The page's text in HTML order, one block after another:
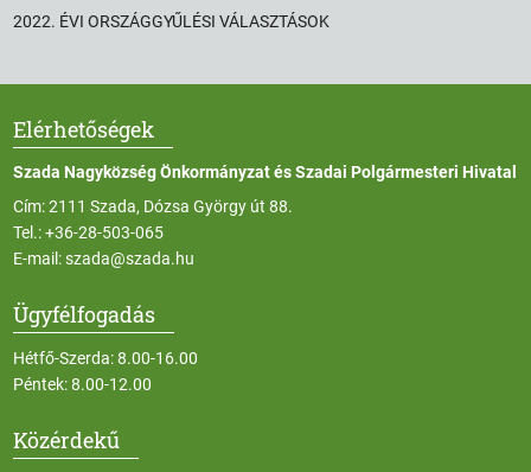
2022. ÉVI ORSZÁGGYŰLÉSI VÁLASZTÁSOK
Elérhetőségek
Szada Nagyközség Önkormányzat és Szadai Polgármesteri Hivatal
Cím: 2111 Szada, Dózsa György út 88.
Tel.:+36-28-503-065
E-mail:szada@szada.hu
Ügyfélfogadás
Hétfő-Szerda: 8.00-16.00
Péntek: 8.00-12.00
Közérdekű